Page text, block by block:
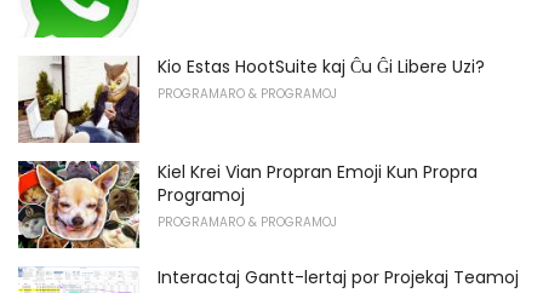
Kio Estas HootSuite kaj Ĉu Ĝi Libere Uzi?
PROGRAMARO & PROGRAMOJ
Kiel Krei Vian Propran Emoji Kun Propra
Programoj
PROGRAMARO & PROGRAMOJ
Interactaj Gantt-lertaj por Projekaj Teamoj